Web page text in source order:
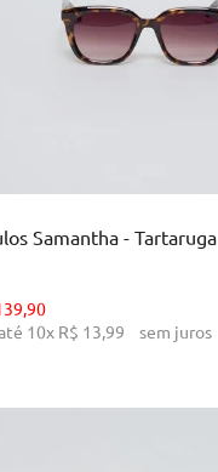
Samantha - Tartaruga
90
10x R$ 13 99 sem juros